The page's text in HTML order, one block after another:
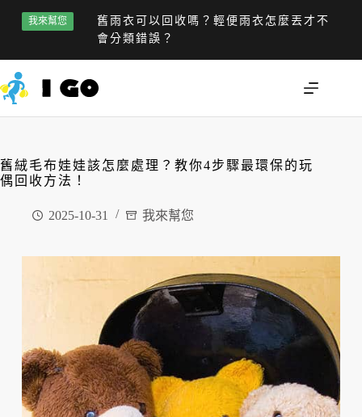
我來幫您
舊雨衣可以回收嗎？輕便雨衣怎麼丟才不
會分類錯誤？
舊絨毛布娃娃該怎麼處理？教你4步驟最環保的玩
偶回收方法！
2025-10-31 我來幫您